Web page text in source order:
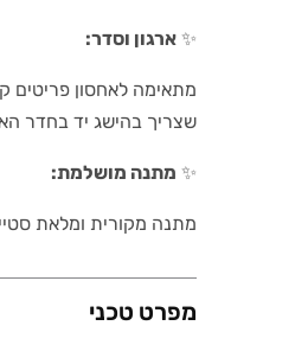
✨ ארגון וסדר:
מתאימה לאחסון פריטים
שצריך בהישג יד בחדר
✨ מתנה מושלמת:
מתנה מקורית ומלאת
מפרט טכני